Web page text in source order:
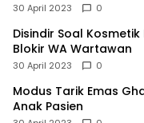
30 April 2023 0
Disindir Soal
Blokir WA Wartawan
30 April 2023 0
Modus Tarik Emas
Anak Pasien